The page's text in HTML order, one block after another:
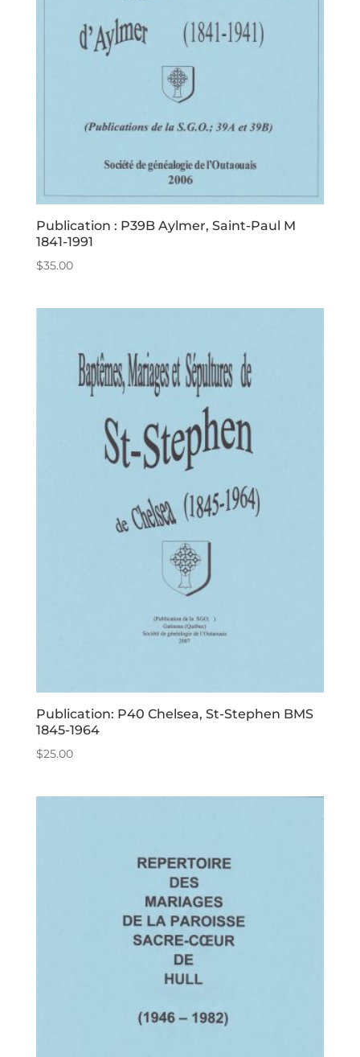
Publication : P39B Aylmer, Saint-Paul M
1841-1991
$35.00
Publication: P40 Chelsea, St-Stephen BMS
1845-1964
$25.00